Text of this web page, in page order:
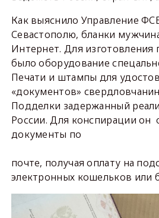
Как выяснило Управление
Севастополю, бланки
Интернет. Для изготовления
было оборудование
Печати и штампы для
«документов»
Подделки задержанный
России. Для конспирации он
документы по
почте, получая оплату на
электронных кошельков или